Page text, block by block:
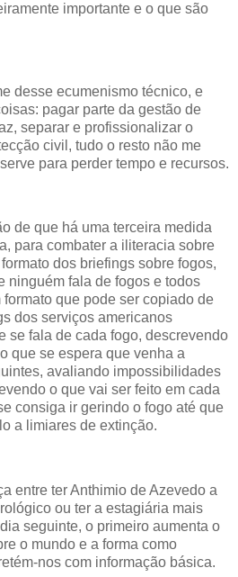
importante e o que são
desse ecumenismo técnico, e
pagar parte da gestão de
separar e profissionalizar o
civil, tudo o resto não me
para perder tempo e recursos.
de que há uma terceira medida
para combater a iliteracia sobre
dos briefings sobre fogos,
ninguém fala de fogos e todos
que pode ser copiado de
dos serviços americanos
se fala de cada fogo, descrevendo
que se espera que venha a
avaliando impossibilidades
o que vai ser feito em cada
consiga ir gerindo o fogo até que
a limiares de extinção.
entre ter Anthimio de Azevedo a
ou ter a estagiária mais
seguinte, o primeiro aumenta o
o mundo e a forma como
nos com informação básica.